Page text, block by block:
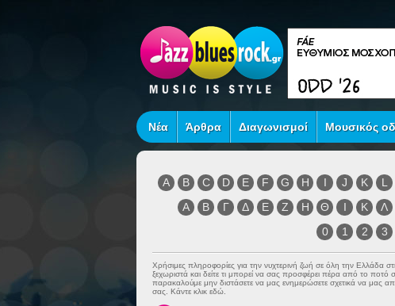
Νέα Άρθρα Διαγωνισμοί Μουσικός
A B C D E F G H I J K L
Α
Β Γ Δ Ε Ζ Η Θ Ι Κ Λ
0
1 2 3
Χρήσιμες πληροφορίες για την νυχτερινή ζωή σε όλη την Ελλάδα
ξεχωριστά και δείτε τι μπορεί να σας προσφέρει πέρα από το
παρακαλούμε μην διστάσετε να μας ενημερώσετε σχετικά να μας
σας. Κάντε κλικ εδώ.